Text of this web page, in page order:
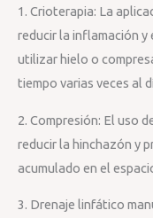
1. Crioterapia: La
reducir la inflamación y
utilizar hielo o
tiempo varias veces al
2. Compresión: El uso
reducir la hinchazón y
acumulado en el
3. Drenaje linfático